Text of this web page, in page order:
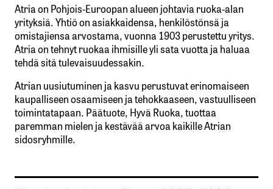
Atria on Pohjois-Euroopan alueen johtavia ruoka-alan
yrityksiä. Yhtiö on asiakkaidensa, henkilöstönsä ja
omistajiensa arvostama, vuonna 1903 perustettu yritys.
Atria on tehnyt ruokaa ihmisille yli sata vuotta ja haluaa
tehdä sitä tulevaisuudessakin.
Atrian uusiutuminen ja kasvu perustuvat erinomaiseen
kaupalliseen osaamiseen ja tehokkaaseen, vastuulliseen
toimintatapaan. Päätuote, Hyvä Ruoka, tuottaa
paremman mielen ja kestävää arvoa kaikille Atrian
sidosryhmille.